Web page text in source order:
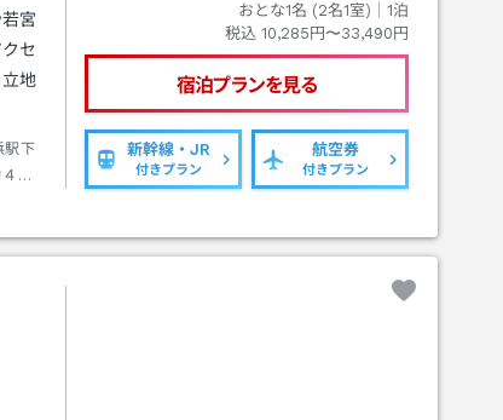
宮
セ
地
駅下
分
おとな1名 (2名1室)｜ 1泊
税込 10,285円〜33,490円
宿泊プランを見る
新幹線・JR
付きプラン
航空券
付きプラン